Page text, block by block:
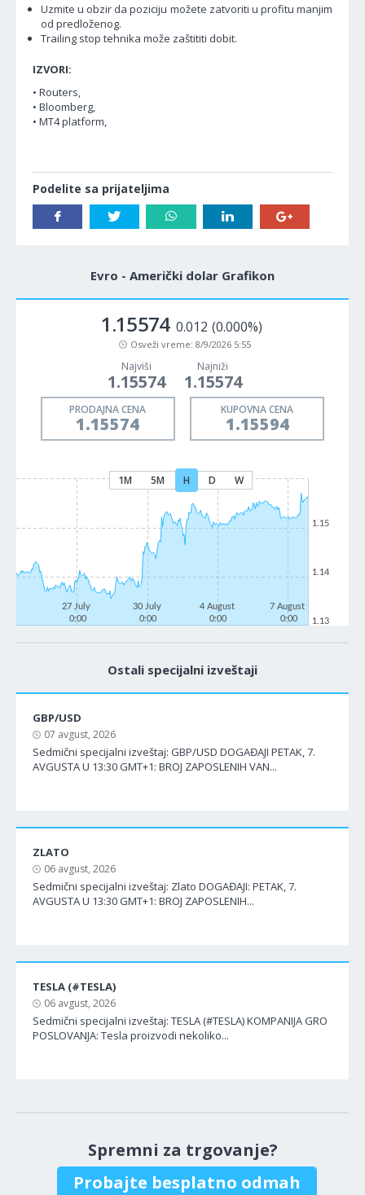
Uzmite u obzir da poziciju možete zatvoriti u profitu manjim
od predloženog.
Trailing stop tehnika može zaštititi dobit.
IZVORI:
• Routers,
• Bloomberg,
• MT4 platform,
Podelite sa prijateljima
Evro - Američki dolar Grafikon
1.15574 0.012 (0.000%)
Osveži vreme: 8/9/2026 5:55
Najviši
1.15574
Najniži
1.15574
PRODAJNA CENA
1.15574
KUPOVNA CENA
1.15594
1M 5M H D W
27 July
0:00
30 July
0:00
4 August
0:00
7 August
0:00
1.13
1.14
1.15
Ostali specijalni izveštaji
GBP/USD
07 avgust, 2026
Sedmični specijalni izveštaj: GBP/USD DOGAĐAJI PETAK, 7.
AVGUSTA U 13:30 GMT+1: BROJ ZAPOSLENIH VAN...
ZLATO
06 avgust, 2026
Sedmični specijalni izveštaj: Zlato DOGAĐAJI: PETAK, 7.
AVGUSTA U 13:30 GMT+1: BROJ ZAPOSLENIH...
TESLA (#TESLA)
06 avgust, 2026
Sedmični specijalni izveštaj: TESLA (#TESLA) KOMPANIJA GRO
POSLOVANJA: Tesla proizvodi nekoliko...
Spremni za trgovanje?
Probajte besplatno odmah